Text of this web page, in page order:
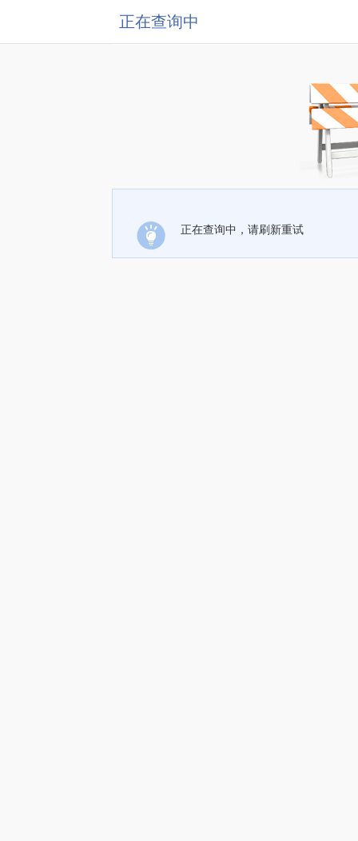
正在查询中
正在查询中，请刷新重试